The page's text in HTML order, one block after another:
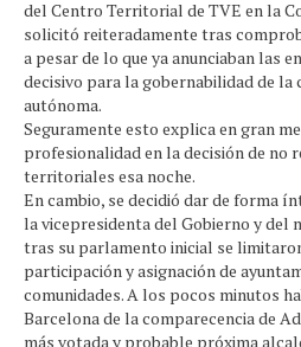
del Centro Territorial de TVE en la
solicitó reiteradamente tras
a pesar de lo que ya anunciaban las
decisivo para la gobernabilidad de la
autónoma.
Seguramente esto explica en gran
profesionalidad en la decisión de no
territoriales esa noche.
En cambio, se decidió dar de forma
la vicepresidenta del Gobierno y del
tras su parlamento inicial se
participación y asignación de
comunidades. A los pocos minutos
Barcelona de la comparecencia de
más votada y probable próxima